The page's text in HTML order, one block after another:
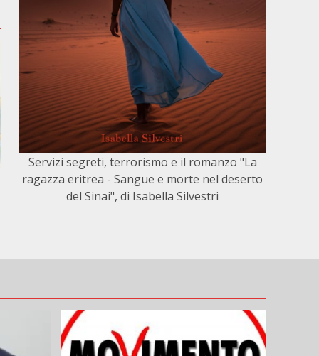
Servizi segreti, terrorismo e il romanzo "La
ragazza eritrea - Sangue e morte nel deserto
del Sinai", di Isabella Silvestri